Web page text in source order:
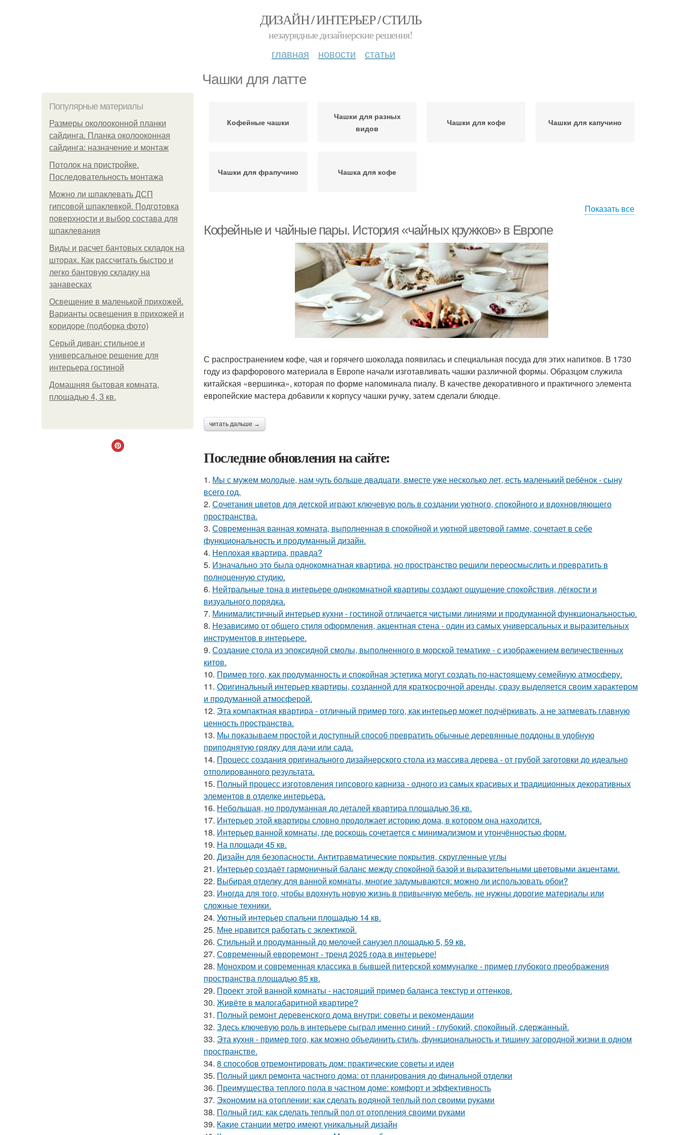
ДИЗАЙН / ИНТЕРЬЕР / СТИЛЬ
незаурядные дизайнерские решения!
главная новости статьи
Чашки для латте
Популярные материалы
Размеры околооконной планки
сайдинга. Планка околооконная
сайдинга: назначение и монтаж
Потолок на пристройке.
Последовательность монтажа
Можно ли шпаклевать ДСП
гипсовой шпаклевкой. Подготовка
поверхности и выбор состава для
шпаклевания
Виды и расчет бантовых складок на
шторах. Как рассчитать быстро и
легко бантовую складку на
занавесках
Освещение в маленькой прихожей.
Варианты освещения в прихожей и
коридоре (подборка фото)
Серый диван: стильное и
универсальное решение для
интерьера гостиной
Домашняя бытовая комната,
площадью 4, 3 кв.
Кофейные чашки
Чашки для разных
видов
Чашки для кофе Чашки для капучино
Чашки для фрапучино Чашка для кофе
Показать все
Кофейные и чайные пары. История «чайных кружков» в Европе
С распространением кофе, чая и горячего шоколада появилась и специальная посуда для этих напитков. В 1730
году из фарфорового материала в Европе начали изготавливать чашки различной формы. Образцом служила
китайская «вершинка», которая по форме напоминала пиалу. В качестве декоративного и практичного элемента
европейские мастера добавили к корпусу чашки ручку, затем сделали блюдце.
читать дальше →
Последние обновления на сайте:
1. Мы с мужем молодые, нам чуть больше двадцати, вместе уже несколько лет, есть маленький ребёнок - сыну
всего год.
2. Сочетания цветов для детской играют ключевую роль в создании уютного, спокойного и вдохновляющего
пространства.
3. Современная ванная комната, выполненная в спокойной и уютной цветовой гамме, сочетает в себе
функциональность и продуманный дизайн.
4. Неплохая квартира, правда?
5. Изначально это была однокомнатная квартира, но пространство решили переосмыслить и превратить в
полноценную студию.
6. Нейтральные тона в интерьере однокомнатной квартиры создают ощущение спокойствия, лёгкости и
визуального порядка.
7. Минималистичный интерьер кухни - гостиной отличается чистыми линиями и продуманной функциональностью.
8. Независимо от общего стиля оформления, акцентная стена - один из самых универсальных и выразительных
инструментов в интерьере.
9. Создание стола из эпоксидной смолы, выполненного в морской тематике - с изображением величественных
китов.
10. Пример того, как продуманность и спокойная эстетика могут создать по-настоящему семейную атмосферу.
11. Оригинальный интерьер квартиры, созданной для краткосрочной аренды, сразу выделяется своим характером
и продуманной атмосферой.
12. Эта компактная квартира - отличный пример того, как интерьер может подчёркивать, а не затмевать главную
ценность пространства.
13. Мы показываем простой и доступный способ превратить обычные деревянные поддоны в удобную
приподнятую грядку для дачи или сада.
14. Процесс создания оригинального дизайнерского стола из массива дерева - от грубой заготовки до идеально
отполированного результата.
15. Полный процесс изготовления гипсового карниза - одного из самых красивых и традиционных декоративных
элементов в отделке интерьера.
16. Небольшая, но продуманная до деталей квартира площадью 36 кв.
17. Интерьер этой квартиры словно продолжает историю дома, в котором она находится.
18. Интерьер ванной комнаты, где роскошь сочетается с минимализмом и утончённостью форм.
19. На площади 45 кв.
20. Дизайн для безопасности. Антитравматические покрытия, скругленные углы
21. Интерьер создаёт гармоничный баланс между спокойной базой и выразительными цветовыми акцентами.
22. Выбирая отделку для ванной комнаты, многие задумываются: можно ли использовать обои?
23. Иногда для того, чтобы вдохнуть новую жизнь в привычную мебель, не нужны дорогие материалы или
сложные техники.
24. Уютный интерьер спальни площадью 14 кв.
25. Мне нравится работать с эклектикой.
26. Стильный и продуманный до мелочей санузел площадью 5, 59 кв.
27. Современный евроремонт - тренд 2025 года в интерьере!
28. Монохром и современная классика в бывшей питерской коммуналке - пример глубокого преображения
пространства площадью 85 кв.
29. Проект этой ванной комнаты - настоящий пример баланса текстур и оттенков.
30. Живёте в малогабаритной квартире?
31. Полный ремонт деревенского дома внутри: советы и рекомендации
32. Здесь ключевую роль в интерьере сыграл именно синий - глубокий, спокойный, сдержанный.
33. Эта кухня - пример того, как можно объединить стиль, функциональность и тишину загородной жизни в одном
пространстве.
34. 8 способов отремонтировать дом: практические советы и идеи
35. Полный цикл ремонта частного дома: от планирования до финальной отделки
36. Преимущества теплого пола в частном доме: комфорт и эффективность
37. Экономим на отоплении: как сделать водяной теплый пол своими руками
38. Полный гид: как сделать теплый пол от отопления своими руками
39. Какие станции метро имеют уникальный дизайн